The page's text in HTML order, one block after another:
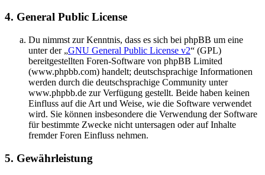
4. General Public License
Du nimmst zur Kenntnis, dass es sich bei phpBB um eine
unter der „GNU General Public License v2“ (GPL)
bereitgestellten Foren-Software von phpBB Limited
(www.phpbb.com) handelt; deutschsprachige Informationen
werden durch die deutschsprachige Community unter
www.phpbb.de zur Verfügung gestellt. Beide haben keinen
Einfluss auf die Art und Weise, wie die Software verwendet
wird. Sie können insbesondere die Verwendung der Software
für bestimmte Zwecke nicht untersagen oder auf Inhalte
fremder Foren Einfluss nehmen.
5. Gewährleistung